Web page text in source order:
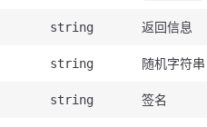
string 返回信息
string 随机字符串
string 签名